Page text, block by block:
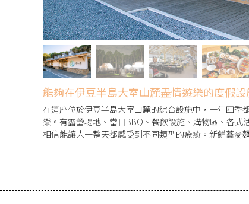
能夠在伊豆半島大室山麓盡情遊樂的度假設
在這座位於伊豆半島大室山麓的綜合設施中，一年四季
樂。有露營場地、當日BBQ、餐飲設施、購物區、各式
相信能讓人一整天都感受到不同類型的療癒。新鮮蕎麥
的麵包與義式冰淇淋，還有濃縮了日本國產牛肉風味的
品嚐。很推薦與情侶、家人及朋友們一起前來享受悠閒
BBQ也很不錯。來日本盡情享受一下屬於自己的片刻時